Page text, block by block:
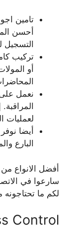
تامين
أحسن
التسجيل
تركيب
أو
نعمل
لعمليات
أيضا
البارع
أفضل الانواع من
سارعوا في
لكم ما
Control